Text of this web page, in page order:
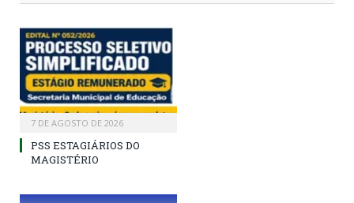
7 DE AGOSTO DE 2026
PSS ESTAGIÁRIOS DO
MAGISTÉRIO